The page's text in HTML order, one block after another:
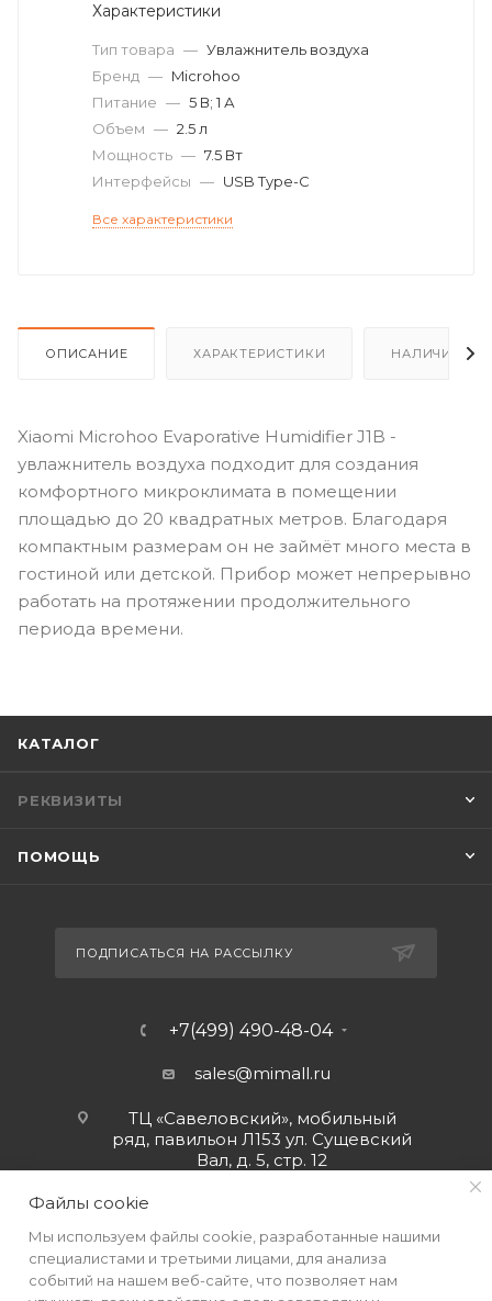
Характеристики
Тип товара — Увлажнитель воздуха
Бренд — Microhoo
Питание — 5 В; 1 А
Объем — 2.5 л
Мощность — 7.5 Вт
Интерфейсы — USB Type-C
Все характеристики
ОПИСАНИЕ ХАРАКТЕРИСТИКИ НАЛИЧИЕ
Xiaomi Microhoo Evaporative Humidifier J1B -
увлажнитель воздуха подходит для создания
комфортного микроклимата в помещении
площадью до 20 квадратных метров. Благодаря
компактным размерам он не займёт много места в
гостиной или детской. Прибор может непрерывно
работать на протяжении продолжительного
периода времени.
КАТАЛОГ
РЕКВИЗИТЫ
ПОМОЩЬ
ПОДПИСАТЬСЯ НА РАССЫЛКУ
+7(499) 490-48-04
sales@mimall.ru
ТЦ «Савеловский», мобильный
ряд, павильон Л153 ул. Сущевский
Вал, д. 5, стр. 12
Файлы cookie
Мы используем файлы cookie, разработанные нашими
специалистами и третьими лицами, для анализа
событий на нашем веб-сайте, что позволяет нам